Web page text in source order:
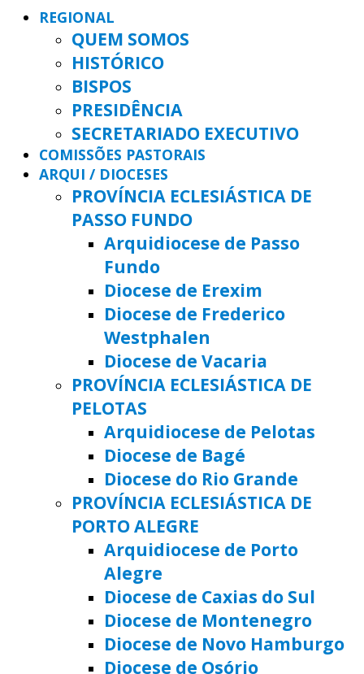
REGIONAL
QUEM SOMOS
HISTÓRICO
BISPOS
PRESIDÊNCIA
SECRETARIADO EXECUTIVO
COMISSÕES PASTORAIS
ARQUI / DIOCESES
PROVÍNCIA ECLESIÁSTICA DE
PASSO FUNDO
Arquidiocese de Passo
Fundo
Diocese de Erexim
Diocese de Frederico
Westphalen
Diocese de Vacaria
PROVÍNCIA ECLESIÁSTICA DE
PELOTAS
Arquidiocese de Pelotas
Diocese de Bagé
Diocese do Rio Grande
PROVÍNCIA ECLESIÁSTICA DE
PORTO ALEGRE
Arquidiocese de Porto
Alegre
Diocese de Caxias do Sul
Diocese de Montenegro
Diocese de Novo Hamburgo
Diocese de Osório